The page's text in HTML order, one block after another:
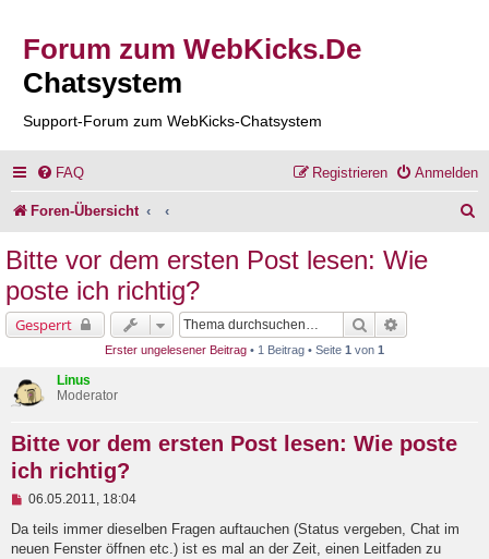
Forum zum WebKicks.De
Chatsystem
Support-Forum zum WebKicks-Chatsystem
FAQ Anmelden
Registrieren
Foren-Übersicht
Bitte vor dem ersten Post lesen: Wie
poste ich richtig?
Gesperrt Suche
Erster ungelesener Beitrag • 1 Beitrag • Seite 1 von 1
Linus
Moderator
Bitte vor dem ersten Post lesen: Wie poste
ich richtig?
U
g
e
06.05.2011, 18:04
Da teils immer dieselben Fragen auftauchen (Status vergeben, Chat im
neuen Fenster öffnen etc.) ist es mal an der Zeit, einen Leitfaden zu